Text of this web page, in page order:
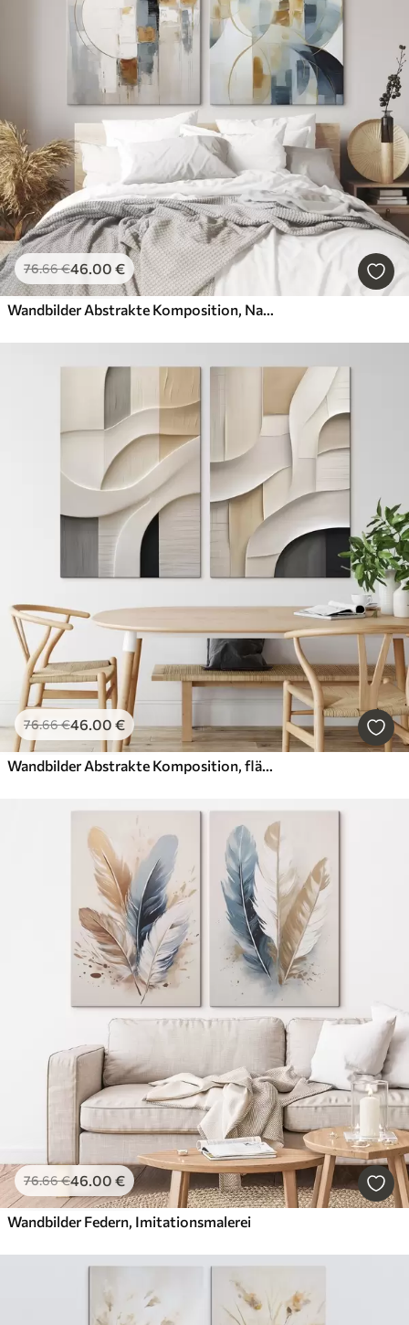
76.66€46.00 €
Wandbilder Abstrakte Komposition, Nachahmung der Malerei
76.66€46.00 €
Wandbilder Abstrakte Komposition, flächige Illustration
76.66€46.00 €
Wandbilder Federn, Imitationsmalerei